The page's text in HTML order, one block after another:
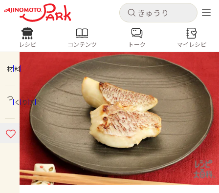
キャンセル
ログインするとレシピを保存できます
ログイン 新規登録
ホーム
コンテンツ
レシピ
キャンセル
レシピ コンテンツ
人気の食材・レシピ
きゅうり なす トマト
とうもろこし
ピーマン
みょうが ゴーヤ
レシピ コンテンツ トーク マイレシピ
材料
つくり方